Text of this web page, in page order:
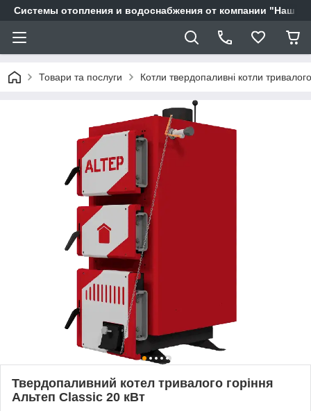
Системы отопления и водоснабжения от компании "Наш
Товари та послуги Котли твердопаливні котли
Твердопаливний котел тривалого горіння
Альтеп Classic 20 кВт